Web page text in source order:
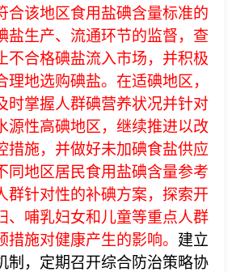
合该地区食用盐碘含量标准的
盐生产、流通环节的监督，查
不合格碘盐流入市场，并积极
理地选购碘盐。在适碘地区，
时掌握人群碘营养状况并针对
源性高碘地区，继续推进以改
措施，并做好未加碘食盐供应
同地区居民食用盐碘含量参考
群针对性的补碘方案，探索开
、哺乳妇女和儿童等重点人群
措施对健康产生的影响。 建立
制，定期召开综合防治策略协